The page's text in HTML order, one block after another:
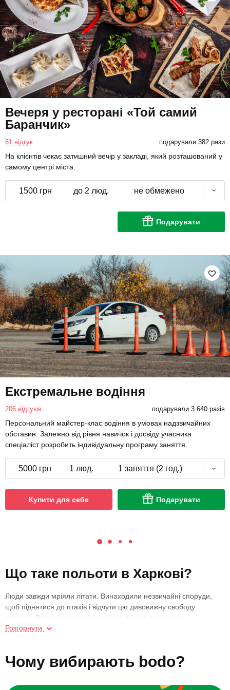
Вечеря у ресторані «Той самий
Баранчик»
61 відгук подарували 382 рази
На клієнтів чекає затишний вечір у закладі, який розташований у
самому центрі міста.
1500 грн до 2 люд. не обмежено
Подарувати
Екстремальне водіння
206 відгуків подарували 3 640 разів
Персональний майстер-клас водіння в умовах надзвичайних
обставин. Залежно від рівня навичок і досвіду учасника
спеціаліст розробить індивідуальну програму заняття.
5000 грн 1 люд. 1 заняття (2 год.)
Купити для себе Подарувати
Що таке польоти в Харкові?
Люди завжди мріяли літати. Винаходили незвичайні споруди,
щоб піднятися до птахів і відчути цю дивовижну свободу
польоту. Розвиток науки і вивчення фізики допомогло
найрозумнішим знайти десятки способів підкорити небо: від
Компанія bodo запрошує політати всіх жителів Харкова і гостей
Розгорнути
Чому вибирають bodo?